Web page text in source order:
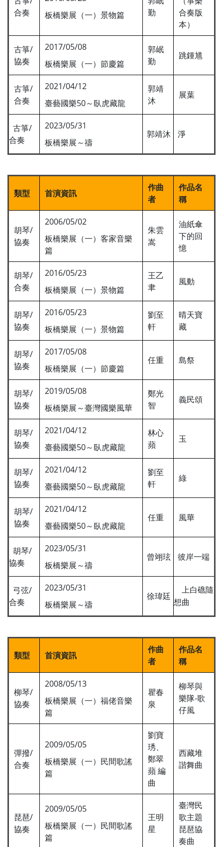
合奏
板橋樂展（一）景物篇
勤
合奏版
本）
古箏/
協奏
2017/05/08
板橋樂展（一）節慶篇
郭岷
勤
跳鍾馗
古箏/
合奏
2021/04/12
臺藝國樂50～臥虎藏龍
郭靖
沐
展葉
古箏/
合奏
2023/05/31
板橋樂展～禱
郭靖沐 淨
類型 首演資訊
作曲
者
作品名
稱
胡琴/
協奏
2006/05/02
板橋樂展（一）客家音樂
篇
朱雲
嵩
油紙傘
下的回
憶
胡琴/
合奏
2016/05/23
板橋樂展（一）景物篇
王乙
聿
風動
胡琴/
協奏
2016/05/23
板橋樂展（一）景物篇
劉至
軒
晴天寶
藏
胡琴/
協奏
2017/05/08
板橋樂展（一）節慶篇
任重 島祭
胡琴/
協奏
2019/05/08
板橋樂展～臺灣國樂風華
鄭光
智
義民頌
胡琴/
協奏
2021/04/12
臺藝國樂50～臥虎藏龍
林心
蘋
玉
胡琴/
協奏
2021/04/12
臺藝國樂50～臥虎藏龍
劉至
軒
綠
胡琴/
協奏
2021/04/12
臺藝國樂50～臥虎藏龍
任重 風華
胡琴/
協奏
2023/05/31
板橋樂展～禱
曾翊玹 彼岸一端
弓弦/
合奏
2023/05/31
板橋樂展～禱
徐瑋廷
上白礁隨
想曲
類型 首演資訊
作曲
者
作品名
稱
柳琴/
協奏
2008/05/13
板橋樂展（一）福佬音樂
篇
瞿春
泉
柳琴與
樂隊-歌
仔風
彈撥/
合奏
2009/05/05
板橋樂展（一）民間歌謠
篇
劉寶
琇、
鄭翠
蘋 編
曲
西藏堆
諧舞曲
琵琶/
協奏
2009/05/05
板橋樂展（一）民間歌謠
篇
王明
星
臺灣民
歌主題
琵琶協
奏曲